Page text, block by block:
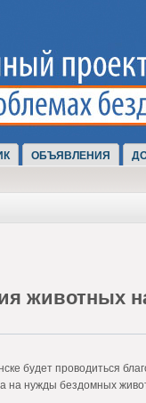
ОБЪЯВЛЕНИЯ
животных
будет проводиться
на нужды бездомных